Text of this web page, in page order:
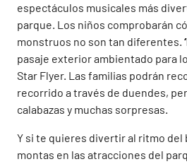
espectáculos musicales más
parque. Los niños comprobarán
monstruos no son tan diferentes.
pasaje exterior ambientado para
Star Flyer. Las familias podrán
recorrido a través de duendes,
calabazas y muchas sorpresas.
Y si te quieres divertir al ritmo del
montas en las atracciones del